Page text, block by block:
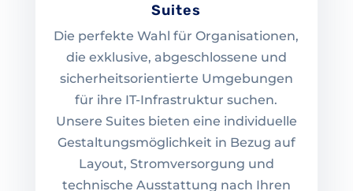
Suites
Die perfekte Wahl für Organisationen,
die exklusive, abgeschlossene und
sicherheitsorientierte Umgebungen
für ihre IT-Infrastruktur suchen.
Unsere Suites bieten eine individuelle
Gestaltungsmöglichkeit in Bezug auf
Layout, Stromversorgung und
technische Ausstattung nach Ihren